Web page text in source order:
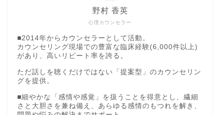
心理カウンセラー
野村 香英
■2014年からカウンセラーとして活動。
カウンセリング現場での豊富な臨床経験(6,000件以上)
があり、高いリピート率を誇る。
ただ話しを聴くだけではない「提案型」のカウンセリン
グを提供。
■細やかな「感情や感覚」を扱うことを得意とし、繊細
さと大胆さを兼ね備え、あらゆる感情のもつれを解き、